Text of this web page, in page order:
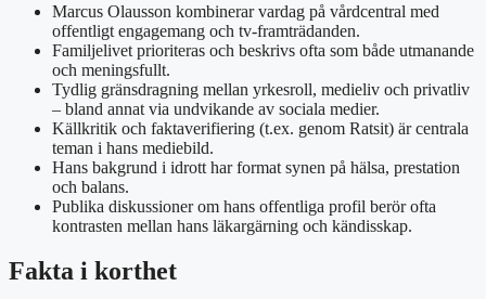
Marcus Olausson kombinerar vardag på vårdcentral med
offentligt engagemang och tv-framträdanden.
Familjelivet prioriteras och beskrivs ofta som både utmanande
och meningsfullt.
Tydlig gränsdragning mellan yrkesroll, medieliv och privatliv
– bland annat via undvikande av sociala medier.
Källkritik och faktaverifiering (t.ex. genom Ratsit) är centrala
teman i hans mediebild.
Hans bakgrund i idrott har format synen på hälsa, prestation
och balans.
Publika diskussioner om hans offentliga profil berör ofta
kontrasten mellan hans läkargärning och kändisskap.
Fakta i korthet